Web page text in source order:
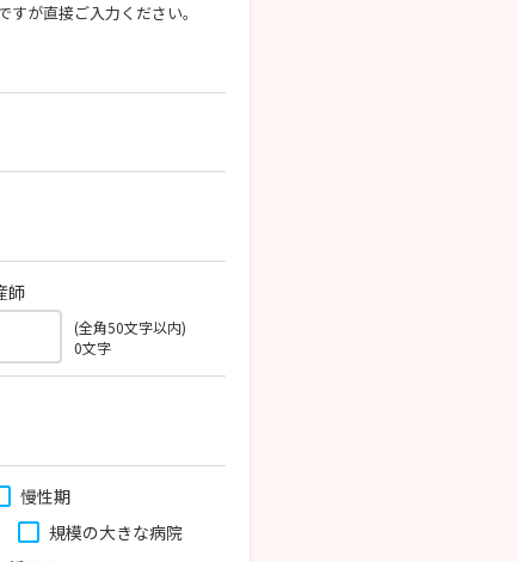
が直接ご入力ください。
師
(全角50文字以内)
0文字
慢性期
規模の大きな病院